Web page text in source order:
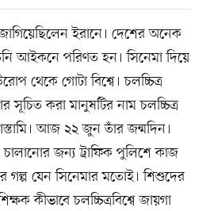
ইরানে। দেশের অনেক
আইকনে পরিণত হন। সিনেমা দিয়ে
থেকে গোটা বিশ্বে। চলচ্চিত্র
সূচিত করা মানুষটির নাম চলচ্চিত্র
আজ ২২ জুন তাঁর জন্মদিন।
জন্য ট্রাফিক পুলিশে কাজ
যেন সিনেমার মতোই। শিশুদের
কীভাবে চলচ্চিত্রবিশ্বে জায়গা